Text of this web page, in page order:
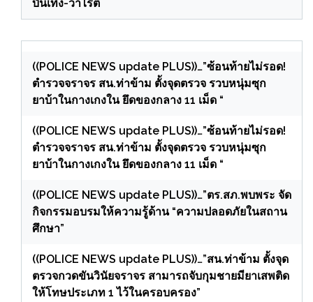
บันเทิง-วาไรตี้
((POLICE NEWS update PLUS))…”ซ้อนท้ายไม่รอด!
ตำรวจจราจร สน.ท่าข้าม ตั้งจุดตรวจ รวบหนุ่มซุก
ยาบ้าในกางเกงใน ยึดของกลาง 11 เม็ด “
((POLICE NEWS update PLUS))…”ซ้อนท้ายไม่รอด!
ตำรวจจราจร สน.ท่าข้าม ตั้งจุดตรวจ รวบหนุ่มซุก
ยาบ้าในกางเกงใน ยึดของกลาง 11 เม็ด “
((POLICE NEWS update PLUS))…”ตร.สภ.พบพระ จัด
กิจกรรมอบรมให้ความรู้ด้าน “ความปลอดภัยในสถาน
ศึกษา”
((POLICE NEWS update PLUS))…”สน.ท่าข้าม ตั้งจุด
ตรวจกวดขันวินัยจราจร สามารถจับกุมชายมียาเสพติด
ให้โทษประเภท 1 ไว้ในครอบครอง”